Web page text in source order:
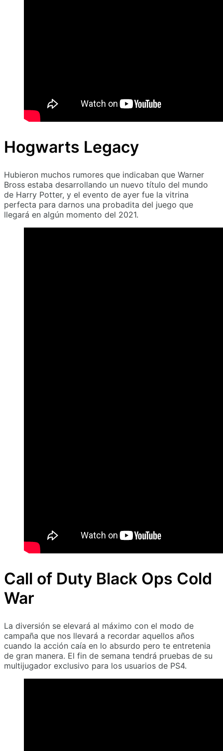
Hogwarts Legacy
Hubieron muchos rumores que indicaban que Warner
Bross estaba desarrollando un nuevo título del mundo
de Harry Potter, y el evento de ayer fue la vitrina
perfecta para darnos una probadita del juego que
llegará en algún momento del 2021.
Call of Duty Black Ops Cold
War
La diversión se elevará al máximo con el modo de
campaña que nos llevará a recordar aquellos años
cuando la acción caía en lo absurdo pero te entretenia
de gran manera. El fin de semana tendrá pruebas de su
multijugador exclusivo para los usuarios de PS4.